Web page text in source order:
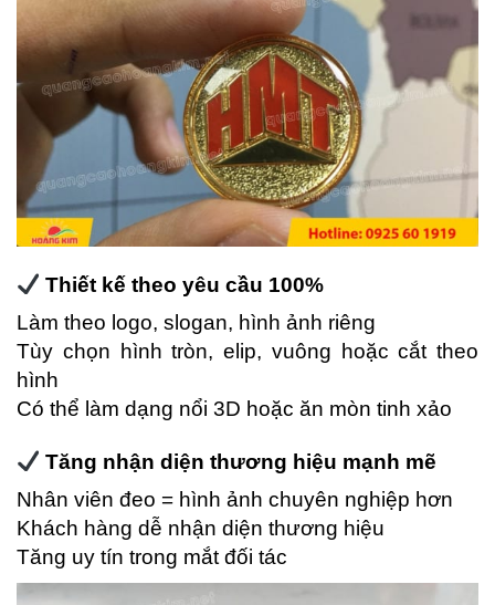
Thiết kế theo yêu cầu 100%
Làm theo logo, slogan, hình ảnh riêng
Tùy chọn hình tròn, elip, vuông hoặc cắt theo
hình
Có thể làm dạng nổi 3D hoặc ăn mòn tinh xảo
Tăng nhận diện thương hiệu mạnh mẽ
Nhân viên đeo = hình ảnh chuyên nghiệp hơn
Khách hàng dễ nhận diện thương hiệu
Tăng uy tín trong mắt đối tác